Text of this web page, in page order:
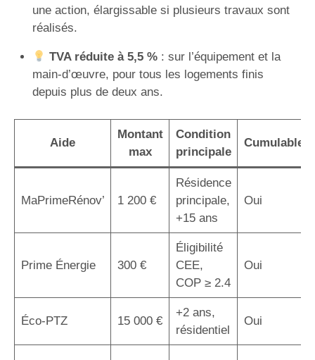
une action, élargissable si plusieurs travaux sont
réalisés.
TVA réduite à 5,5 %: sur l’équipement et la
main-d’œuvre, pour tous les logements finis
depuis plus de deux ans.
Aide
Montant
max
Condition
principale
Cumulable
MaPrimeRénov’ 1 200 €
Résidence
principale,
+15 ans
Oui
Prime Énergie 300 €
Éligibilité
CEE,
COP ≥ 2.4
Oui
Éco-PTZ 15 000 €
+2 ans,
résidentiel
Oui